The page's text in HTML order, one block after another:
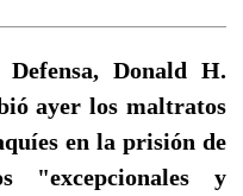
Donald H.
ayer los maltratos
en la prisión de
"excepcionales y